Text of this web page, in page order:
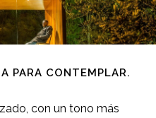
PARA CONTEMPLAR.
con un tono más